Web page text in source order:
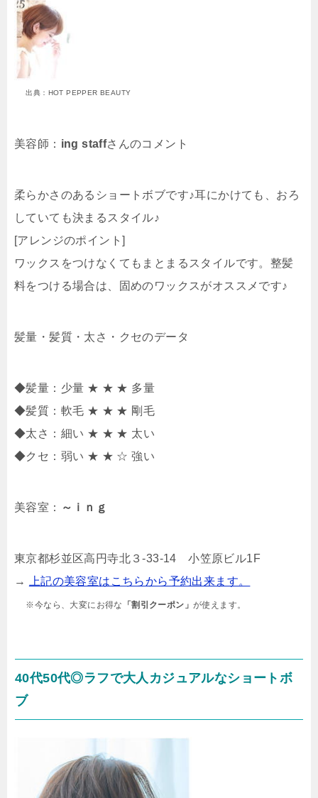
出典：HOT PEPPER BEAUTY
美容師： ing staffさんのコメント
柔らかさのあるショートボブです♪耳にかけても、おろ
していても決まるスタイル♪
[アレンジのポイント]
ワックスをつけなくてもまとまるスタイルです。整髪
料をつける場合は、固めのワックスがオススメです♪
髪量・髪質・太さ・クセのデータ
◆髪量：少量 ★ ★ ★ 多量
◆髪質：軟毛 ★ ★ ★ 剛毛
◆太さ：細い ★ ★ ★ 太い
◆クセ：弱い ★ ★ ☆ 強い
美容室： ～ｉｎｇ
東京都杉並区高円寺北３-33-14 小笠原ビル1F
→
上記の美容室はこちらから予約出来ます。
※今なら、大変にお得な 「割引クーポン」が使えます。
40代50代◎ラフで大人カジュアルなショートボ
ブ